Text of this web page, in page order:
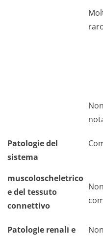
Non
Patologie del
sistema
muscoloscheletrico
e del tessuto
connettivo
Non
Patologie renali e
Non